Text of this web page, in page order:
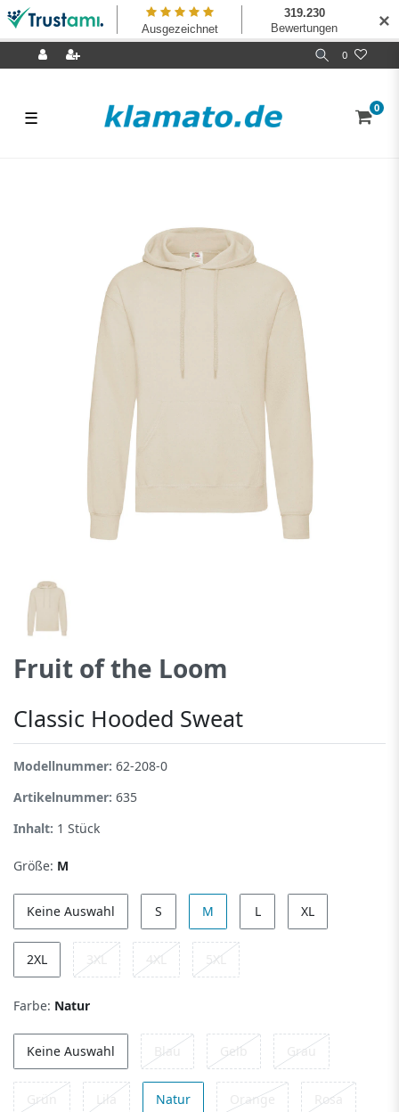
0
☰ 0
Fruit of the Loom
Classic Hooded Sweat
Modellnummer: 62-208-0
Artikelnummer: 635
Inhalt: 1 Stück
Größe: M
Keine Auswahl S M L XL
2XL 3XL 4XL 5XL
Farbe: Natur
Keine Auswahl Blau Gelb Grau
Grün Lila Natur Orange Rosa
✕